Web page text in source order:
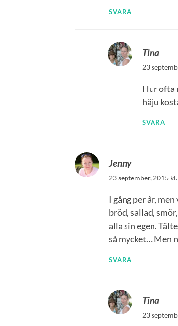
SVARA
Tina
23
Hur ofta
häju
SVARA
Jenny
23 september, 2015
I gång per år,
bröd, sallad,
alla sin egen.
så mycket… Men
SVARA
Tina
23